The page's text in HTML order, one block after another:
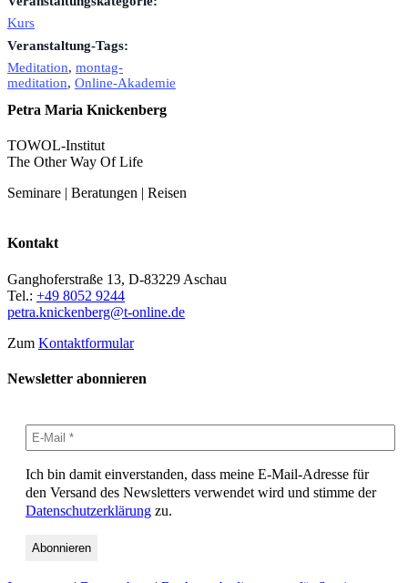
Kurs
Veranstaltung-Tags:
Meditation, montag-
meditation, Online-Akademie
Petra Maria Knickenberg
TOWOL-Institut
The Other Way Of Life
Seminare | Beratungen | Reisen
Kontakt
Ganghoferstraße 13, D-83229 Aschau
Tel.: +49 8052 9244
petra.knickenberg@t-online.de
Zum Kontaktformular
Newsletter abonnieren
Ich bin damit einverstanden, dass meine E-Mail-Adresse für
den Versand des Newsletters verwendet wird und stimme der
Datenschutzerklärung zu.